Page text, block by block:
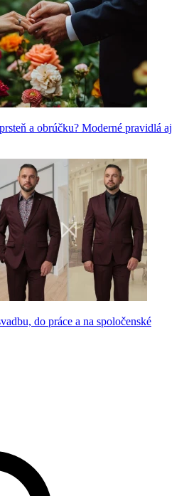
a obrúčku? Moderné pravidlá aj
do práce a na spoločenské